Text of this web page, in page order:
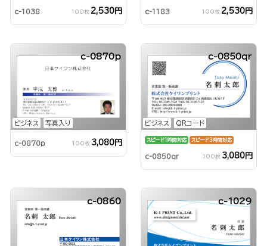
c-1038 100枚 2,530円 c-1183 100枚 2,530円
ビジネス 写真入り
c-0870p
c-0870p 100枚 3,080円
ビジネス QRコード
c-0850qr
スピード1時間対応 スピード3時間対応
c-0850qr 100枚 3,080円
c-0860 c-1029